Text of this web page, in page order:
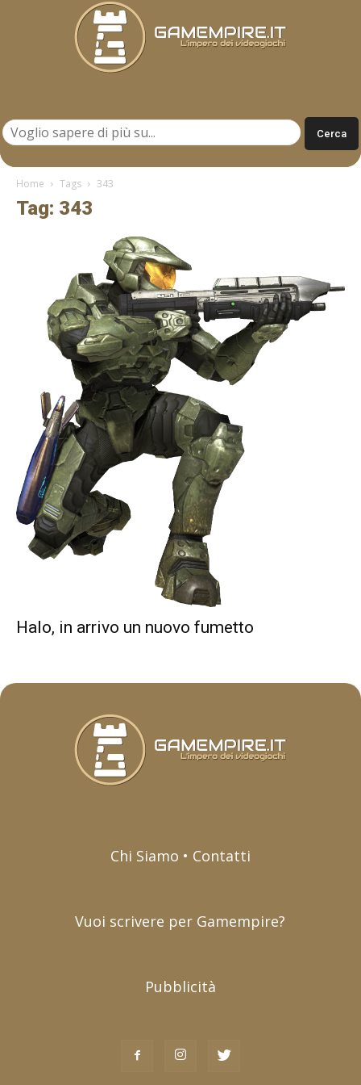
Home Tags 343
Tag: 343
Halo, in arrivo un nuovo fumetto
Chi Siamo • Contatti
Vuoi scrivere per Gamempire?
Pubblicità